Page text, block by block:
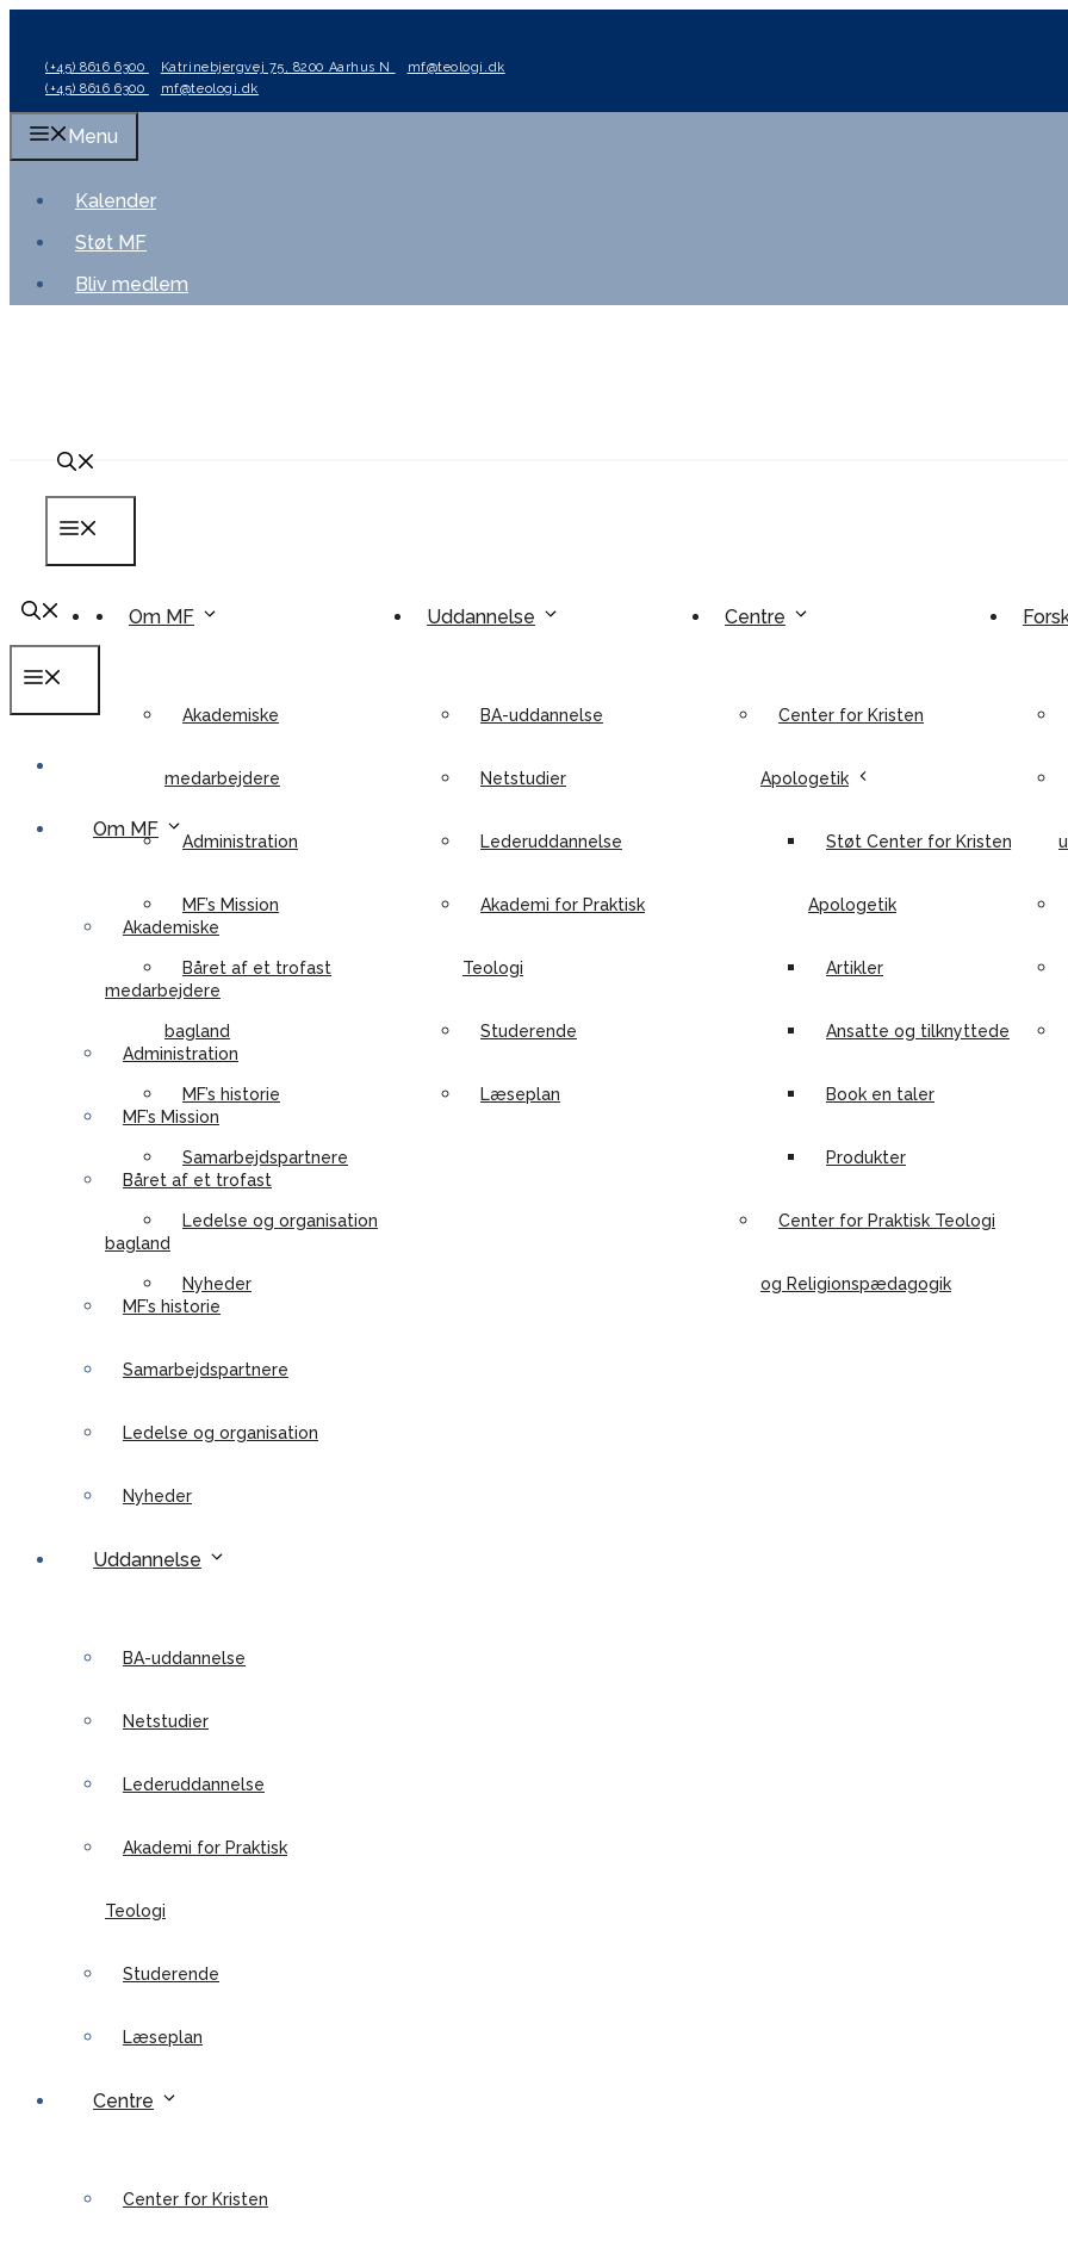
indhold
(+45) 8616 6300 Katrinebjergvej 75, 8200 Aarhus N
mf@teologi.dk
(+45) 8616 6300
mf@teologi.dk
Menu
Kalender
Støt MF
Bliv medlem
Om MF
Akademiske
medarbejdere
Administration
MF’s Mission
Båret af et trofast
bagland
MF’s historie
Samarbejdspartnere
Ledelse og organisation
Nyheder
Uddannelse
BA-uddannelse
Netstudier
Lederuddannelse
Akademi for Praktisk
Teologi
Studerende
Læseplan
Centre
Center for Kristen
Apologetik
Støt Center for Kristen
Apologetik
Artikler
Ansatte og tilknyttede
Book en taler
Produkter
Center for Praktisk Teologi
og Religionspædagogik
Om MF
Akademiske
medarbejdere
Administration
MF’s Mission
Båret af et trofast
bagland
MF’s historie
Samarbejdspartnere
Ledelse og organisation
Nyheder
Uddannelse
BA-uddannelse
Netstudier
Lederuddannelse
Akademi for Praktisk
Teologi
Studerende
Læseplan
Centre
Center for Kristen